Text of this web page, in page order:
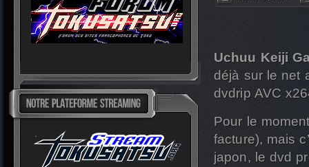
Uchuu Keiji
déjà sur le net
dvdrip AVC
Pour le
facture), mais
japon, le dvd